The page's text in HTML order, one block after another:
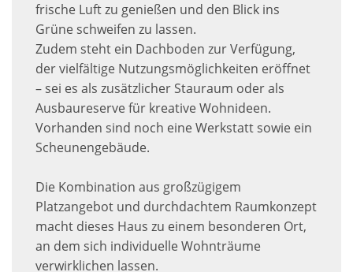
frische Luft zu genießen und den Blick ins
Grüne schweifen zu lassen.
Zudem steht ein Dachboden zur Verfügung,
der vielfältige Nutzungsmöglichkeiten eröffnet
– sei es als zusätzlicher Stauraum oder als
Ausbaureserve für kreative Wohnideen.
Vorhanden sind noch eine Werkstatt sowie ein
Scheunengebäude.
Die Kombination aus großzügigem
Platzangebot und durchdachtem Raumkonzept
macht dieses Haus zu einem besonderen Ort,
an dem sich individuelle Wohnträume
verwirklichen lassen.